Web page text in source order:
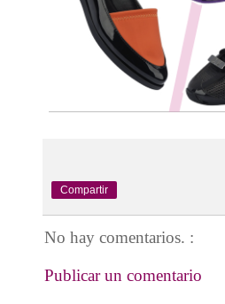
Compartir
No hay comentarios. :
Publicar un comentario